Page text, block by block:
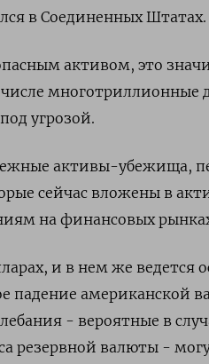
в Соединенных Штатах.
активом, это
многотриллионные
угрозой.
активы-убежища,
сейчас вложены в
на финансовых
и в нем же ведется
падение американской
- вероятные в
резервной валюты -